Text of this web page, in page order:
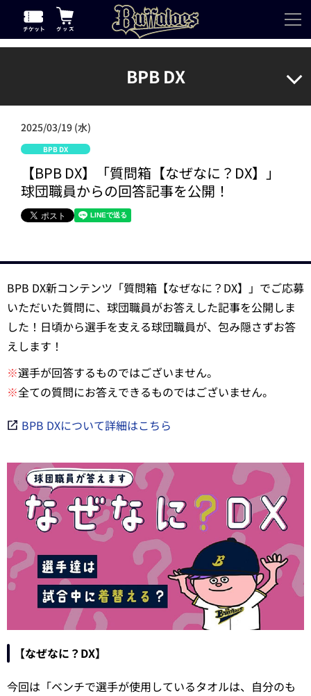
BPB DX
2025/03/19 (水)
BPB DX
【BPB DX】「質問箱【なぜなに？DX】」
球団職員からの回答記事を公開！
BPB DX新コンテンツ「質問箱【なぜなに？DX】」でご応募
いただいた質問に、球団職員がお答えした記事を公開しま
した！日頃から選手を支える球団職員が、包み隠さずお答
えします！
※選手が回答するものではございません。
※全ての質問にお答えできるものではございません。
BPB DXについて詳細はこちら
【なぜなに？DX】
今回は「ベンチで選手が使用しているタオルは、自分のも